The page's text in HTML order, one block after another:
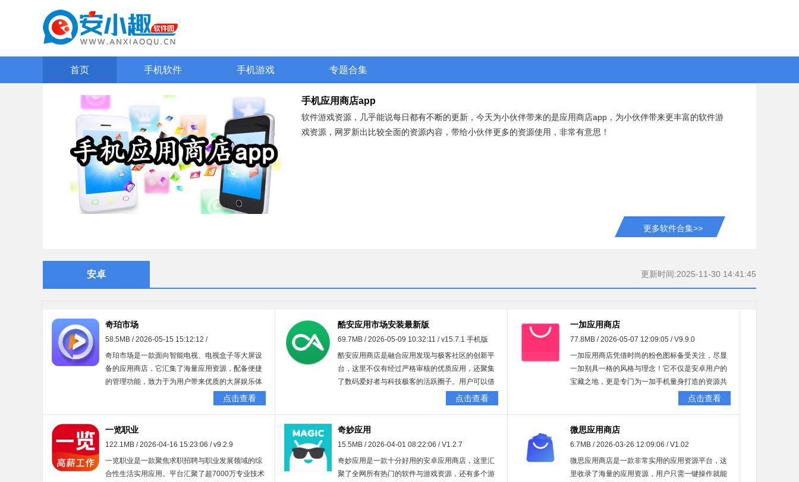
首页 手机软件 手机游戏 专题合集
手机应用商店app
软件游戏资源，几乎能说每日都有不断的更新，今天为小伙伴带来的是应用商店app，为小伙伴带来更丰富的软件游
戏资源，网罗新出比较全面的资源内容，带给小伙伴更多的资源使用，非常有意思！
更多软件合集>>
安卓 更新时间:2025-11-30 14:41:45
奇珀市场
58.5MB / 2026-05-15 15:12:12 /
奇珀市场是一款面向智能电视、电视盒子等大屏设
备的应用商店，它汇集了海量应用资源，配备便捷
的管理功能，致力于为用户带来优质的大屏娱乐体
验。平台涵盖影视、直播、音乐、教育、游戏等多
个领域，收录了大量热门应用与游戏。用户通过简
用。此外，该软件提供应用更新、卸载、备份等管
理服务，帮助用户轻松打理自己的大屏设备。
点击查看
酷安应用市场安装最新版
69.7MB / 2026-05-09 10:32:11 / v15.7.1 手机版
酷安应用商店是融合应用发现与极客社区的创新平
台，这里不仅有经过严格审核的优质应用，还聚集
了数码爱好者与科技极客的活跃圈子。用户可以借
助智能推荐和真实评测快速找到喜欢的应用，也能
加入兴趣圈子交流讨论，甚至观看新品发布会直
的朋友快来体验吧！
点击查看
一加应用商店
77.8MB / 2026-05-07 12:09:05 / V9.9.0
一加应用商店凭借时尚的粉色图标备受关注，尽显
一加别具一格的风格与理念！它不仅是安卓用户的
宝藏之地，更是专门为一加手机量身打造的资源共
享平台。用户无需繁琐操作，就能在应用商店里直
接体验丰富多样的应用，既快速又便捷。赶紧来感
点击查看
一览职业
122.1MB / 2026-04-16 15:23:06 / v9.2.9
一览职业是一款聚焦求职招聘与职业发展领域的综
合性生活实用应用。平台汇聚了超7000万专业技术
奇妙应用
15.5MB / 2026-04-01 08:22:06 / V1.2.7
奇妙应用是一款十分好用的安卓应用商店，这里汇
聚了全网所有热门的软件与游戏资源，还有多个游
微思应用商店
6.7MB / 2026-03-26 12:09:06 / V1.02
微思应用商店是一款非常实用的应用资源平台，这
里收录了海量的应用资源，用户只需一键操作就能